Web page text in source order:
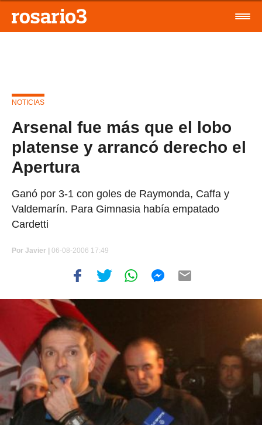
NOTICIAS
Arsenal fue más que el lobo
platense y arrancó derecho el
Apertura
Ganó por 3-1 con goles de Raymonda, Caffa y
Valdemarín. Para Gimnasia había empatado
Cardetti
Por Javier | 06-08-2006 17:49